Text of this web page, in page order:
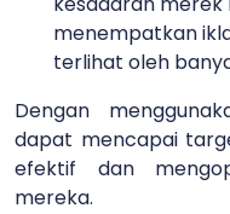
menempatkan
terlihat oleh
Dengan
dapat mencapai
efektif dan
mereka.